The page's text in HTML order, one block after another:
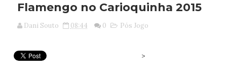
Flamengo no Carioquinha 2015
Dani Souto 08:44 0 Pós Jogo
>